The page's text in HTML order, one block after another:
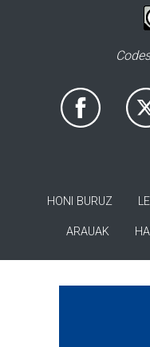
HONI BURUZ
ARAUAK